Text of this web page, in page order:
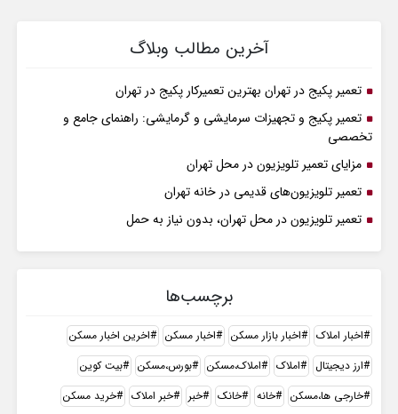
آخرین مطالب وبلاگ
تعمیر پکیج در تهران بهترین تعمیرکار پکیج در تهران
تعمیر پکیج و تجهیزات سرمایشی و گرمایشی: راهنمای جامع و
تخصصی
مزایای تعمیر تلویزیون در محل تهران
تعمیر تلویزیون‌های قدیمی در خانه تهران
تعمیر تلویزیون در محل تهران، بدون نیاز به حمل
برچسب‌ها
اخبار املاک اخبار بازار مسکن اخبار مسکن
اخرین اخبار مسکن
ارز دیجیتال
املاک املاک،مسکن بورس،مسکن
بیت کوین
خارجی ها،مسکن
خانه خانک خبر خبر املاک
خرید مسکن